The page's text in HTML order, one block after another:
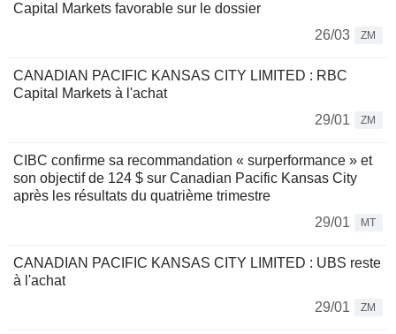
Capital Markets favorable sur le dossier
26/03
ZM
CANADIAN PACIFIC KANSAS CITY LIMITED : RBC
Capital Markets à l'achat
29/01
ZM
CIBC confirme sa recommandation « surperformance » et
son objectif de 124 $ sur Canadian Pacific Kansas City
après les résultats du quatrième trimestre
29/01
MT
CANADIAN PACIFIC KANSAS CITY LIMITED : UBS reste
à l'achat
29/01
ZM